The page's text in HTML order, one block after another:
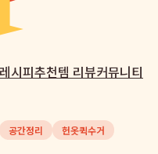
시피추천템 리뷰커뮤니티
공간정리 헌옷퀵수거